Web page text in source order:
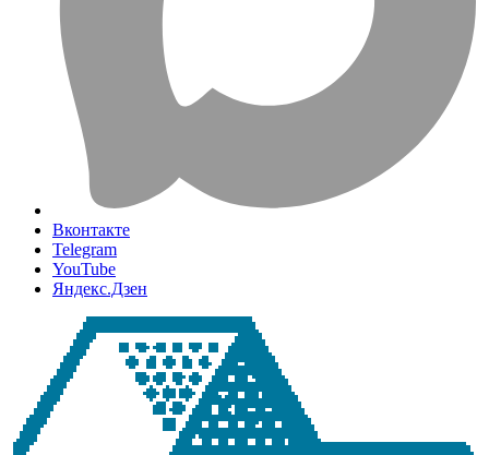
Вконтакте
Telegram
YouTube
Яндекс.Дзен